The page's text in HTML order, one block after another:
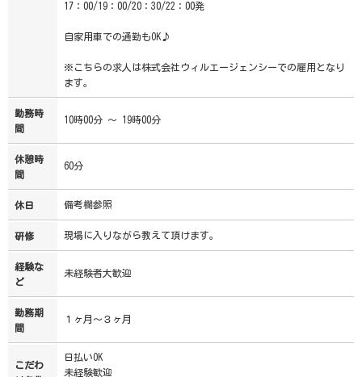
17：00/19：00/20：30/22：00発
自家用車での通勤もOK♪
※こちらの求人は株式会社ウィルエージェンシーでの雇用となり
ます。
勤務時
間
10時00分 ～ 19時00分
休憩時
間
60分
休日 備考欄参照
研修 現場に入りながら教えて頂けます。
経験な
ど
未経験者大歓迎
勤務期
間
１ヶ月～３ヶ月
こだわ
日払いOK
未経験歓迎